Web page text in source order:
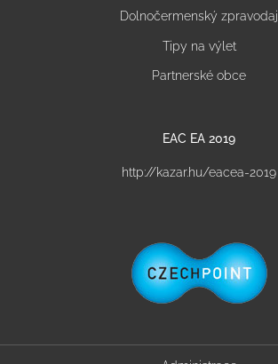
Dolnočermenský zpravodaj
Tipy na výlet
Partnerské obce
EAC EA 2019
http://kazar.hu/eacea-2019